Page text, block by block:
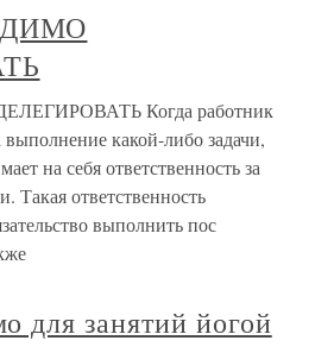
Когда работник
выполнение какой-либо задачи,
на себя ответственность за
Такая ответственность
выполнить пос
для занятий йогой